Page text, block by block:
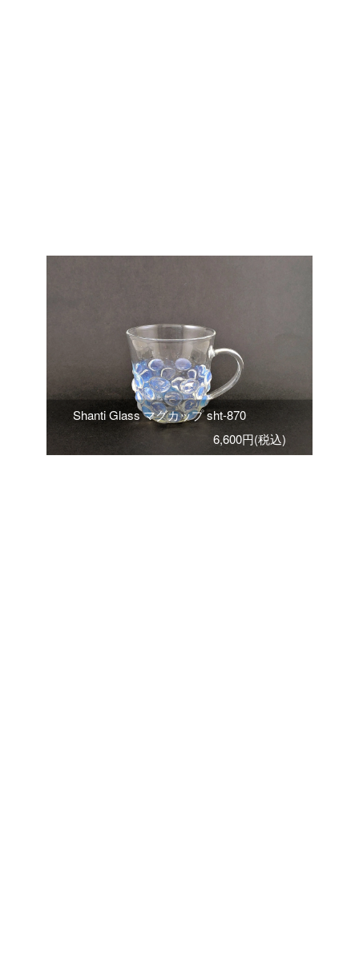
Shanti Glass マグカップ sht-870
6,600円(税込)